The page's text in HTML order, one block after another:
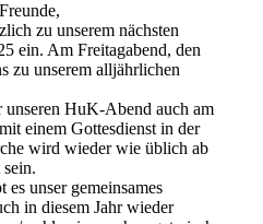
zu unserem nächsten
ein. Am Freitagabend, den
zu unserem alljährlichen
HuK-Abend auch am
einem Gottesdienst in der
wird wieder wie üblich ab
unser gemeinsames
in diesem Jahr wieder